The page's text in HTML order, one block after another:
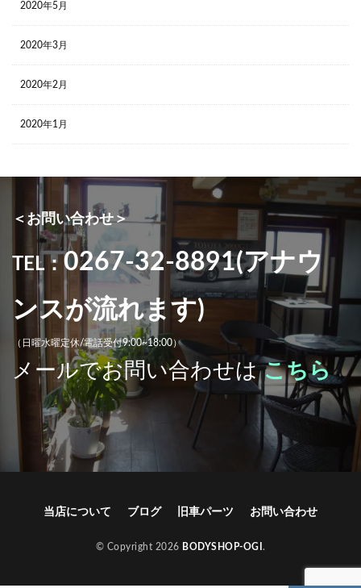
2020年5月
2020年3月
2020年2月
2020年1月
＜お問い合わせ＞
TEL： 0267-32-8891(アナウ
ンスが流れます)
（日曜水曜定休/電話受付9:00~18:00）
メールでお問い合わせはこちら
当店について ブログ 旧車パーツ お問い合わせ
© Copyright 2026 BODYSHOP-OGI .